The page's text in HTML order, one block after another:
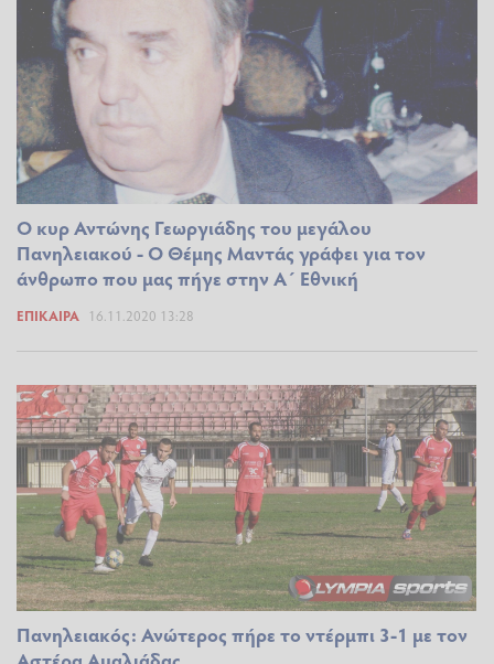
Ο κυρ Αντώνης Γεωργιάδης του μεγάλου
Πανηλειακού - Ο Θέμης Μαντάς γράφει για τον
άνθρωπο που μας πήγε στην Α΄ Εθνική
ΕΠΊΚΑΙΡΑ 16.11.2020 13:28
Πανηλειακός: Ανώτερος πήρε το ντέρμπι 3-1 με τον